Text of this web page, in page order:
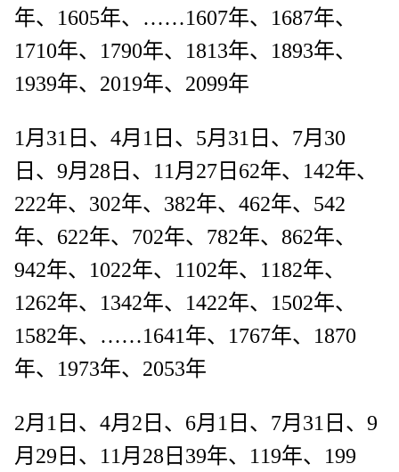
年、1605年、……1607年、1687年、
1710年、1790年、1813年、1893年、
1939年、2019年、2099年
1月31日、4月1日、5月31日、7月30
日、9月28日、11月27日62年、142年、
222年、302年、382年、462年、542
年、622年、702年、782年、862年、
942年、1022年、1102年、1182年、
1262年、1342年、1422年、1502年、
1582年、……1641年、1767年、1870
年、1973年、2053年
2月1日、4月2日、6月1日、7月31日、9
月29日、11月28日39年、119年、199